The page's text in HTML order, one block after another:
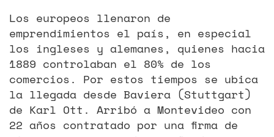
Los europeos llenaron de
emprendimientos el país, en especial
los ingleses y alemanes, quienes hacia
1889 controlaban el 80% de los
comercios. Por estos tiempos se ubica
la llegada desde Baviera (Stuttgart)
de Karl Ott. Arribó a Montevideo con
22 años contratado por una firma de